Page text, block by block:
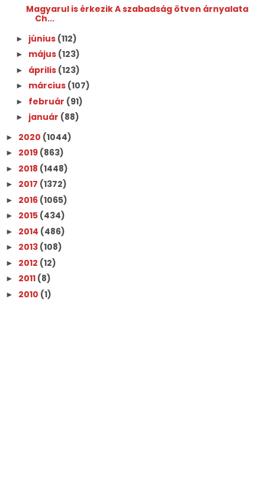
Magyarul is érkezik A szabadság ötven árnyalata
Ch...
► június (112)
► május (123)
► április (123)
► március (107)
► február (91)
► január (88)
► 2020 (1044)
► 2019 (863)
► 2018 (1448)
► 2017 (1372)
► 2016 (1065)
► 2015 (434)
► 2014 (486)
► 2013 (108)
► 2012 (12)
► 2011 (8)
► 2010 (1)